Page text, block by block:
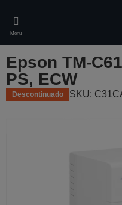
main
content
Menu
Epson TM-
PS, ECW
Descontinuado SKU: